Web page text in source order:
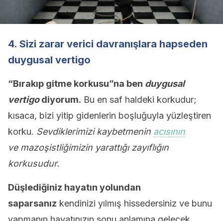
4. Sizi zarar verici davranışlara hapseden
duygusal vertigo
“Bırakıp gitme korkusu”na ben duygusal
vertigodiyorum. Bu en saf haldeki korkudur;
kısaca, bizi yitip gidenlerin boşluğuyla yüzleştiren
korku. Sevdiklerimizi kaybetmenin acısının
ve mazoşistliğimizin yarattığı zayıflığın
korkusudur.
Düşlediğiniz hayatın yolundan
saparsanız kendinizi yılmış hissedersiniz ve bunu